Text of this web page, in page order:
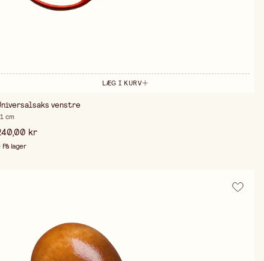
LÆG I KURV
venstre
cm
kr
På lager